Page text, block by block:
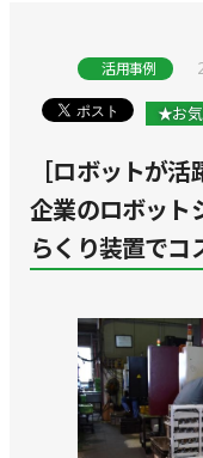
活用事例
★お気
［ロボットが
企業のロボット
らくり装置でコ